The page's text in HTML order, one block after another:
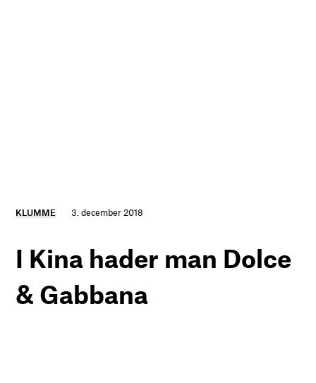
KLUMME 3. december 2018
I Kina hader man Dolce
& Gabbana